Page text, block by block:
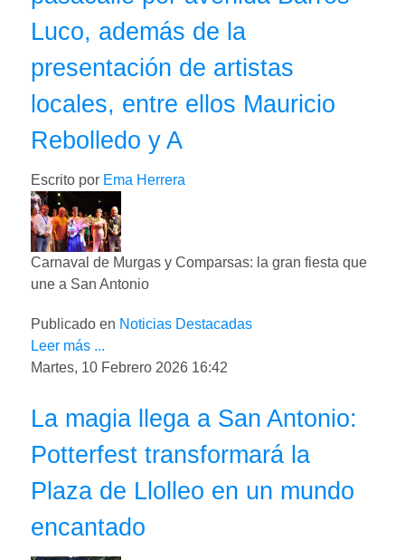
Luco, además de la
presentación de artistas
locales, entre ellos Mauricio
Rebolledo y A
Escrito por Ema Herrera
Carnaval de Murgas y Comparsas: la gran fiesta que
une a San Antonio
Publicado en Noticias Destacadas
Leer más ...
Martes, 10 Febrero 2026 16:42
La magia llega a San Antonio:
Potterfest transformará la
Plaza de Llolleo en un mundo
encantado